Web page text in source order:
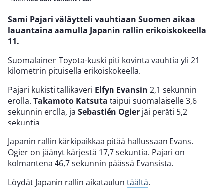
Sami Pajari väläytteli vauhtiaan Suomen aikaa
lauantaina aamulla Japanin rallin erikoiskokeella
11.
Suomalainen Toyota-kuski piti kovinta vauhtia yli 21
kilometrin pituisella erikoiskokeella.
Pajari kukisti tallikaveri Elfyn Evansin 2,1 sekunnin
erolla. Takamoto Katsuta taipui suomalaiselle 3,6
sekunnin erolla, ja Sebastién Ogier jäi peräti 5,2
sekuntia.
Japanin rallin kärkipaikkaa pitää hallussaan Evans.
Ogier on jäänyt kärjestä 17,7 sekuntia. Pajari on
kolmantena 46,7 sekunnin päässä Evansista.
Löydät Japanin rallin aikataulun täältä.